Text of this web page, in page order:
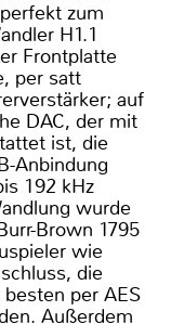
zum
H1.1
Frontplatte
per satt
auf
DAC, der mit
ist, die
Anbindung
192 kHz
wurde
Brown 1795
wie
die
per AES
Außerdem